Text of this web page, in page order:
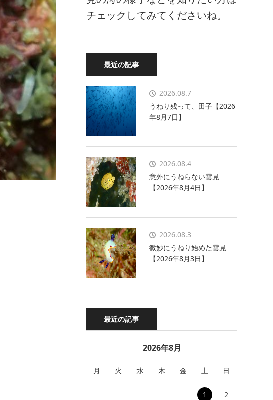
チェックしてみてくださいね。
最近の記事
2026.08.7
うねり残って、田子【2026
年8月7日】
2026.08.4
意外にうねらない雲見
【2026年8月4日】
2026.08.3
微妙にうねり始めた雲見
【2026年8月3日】
最近の記事
2026年8月
月 火 水 木 金 土 日
1 2